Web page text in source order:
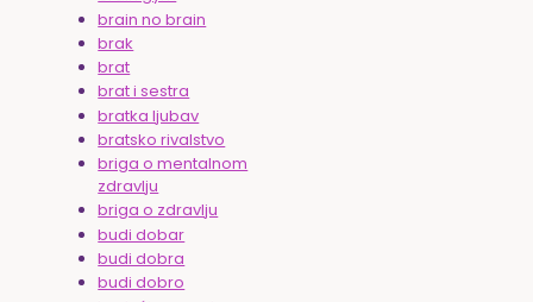
brain no brain
brak
brat
brat i sestra
bratka ljubav
bratsko rivalstvo
briga o mentalnom
zdravlju
briga o zdravlju
budi dobar
budi dobra
budi dobro